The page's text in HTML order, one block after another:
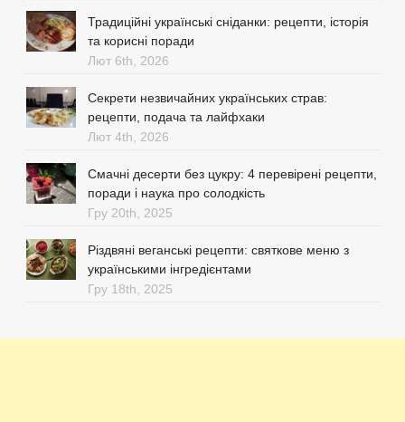
Традиційні українські сніданки: рецепти, історія
та корисні поради
Лют 6th, 2026
Секрети незвичайних українських страв:
рецепти, подача та лайфхаки
Лют 4th, 2026
Смачні десерти без цукру: 4 перевірені рецепти,
поради і наука про солодкість
Гру 20th, 2025
Різдвяні веганські рецепти: святкове меню з
українськими інгредієнтами
Гру 18th, 2025